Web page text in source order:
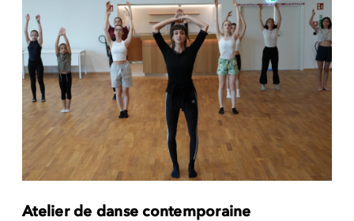
Atelier de danse contemporaine